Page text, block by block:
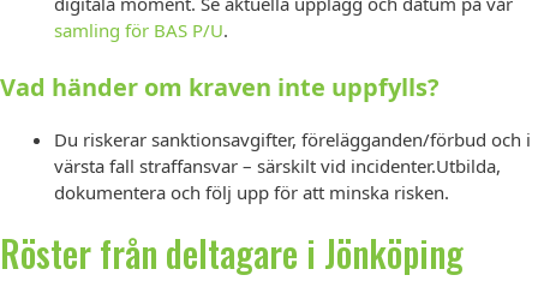
samling för BAS P/U.
Vad händer om kraven inte uppfylls?
Du riskerar sanktionsavgifter, förelägganden/förbud och i
värsta fall straffansvar – särskilt vid incidenter.Utbilda,
dokumentera och följ upp för att minska risken.
Röster från deltagare i Jönköping